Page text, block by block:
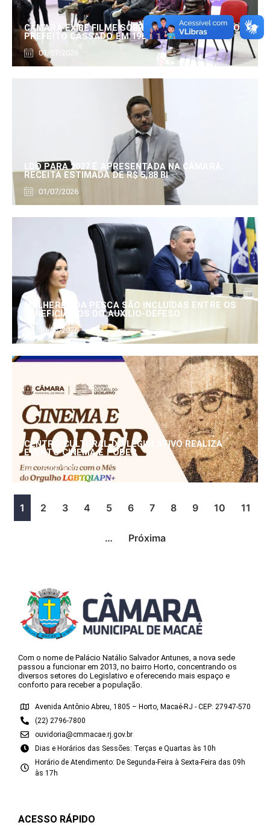
CÂMARA EXIBE FILME SOBRE EDUARDO SERRANO,
PREFEITO CASSADO EM 1960
01/07/2026
LDO PARA 2027 É APRESENTADA NA CÂMARA:
RECEITA ESTIMADA DE R$ 5,88 BI
01/07/2026
MULHERES DA PESCA SÃO INCLUÍDAS ENTRE OS
BENEFICIÁRIOS DO AUXÍLIO-DEFESO
30/06/2026
CENTRO CULTURAL DO LEGISLATIVO REALIZA
EVENTO CINEMA E PODER
25/06/2026
1 2 3 4 5 6 7 8 9 10 11
… Próxima
Com o nome de Palácio Natálio Salvador Antunes, a nova sede
passou a funcionar em 2013, no bairro Horto, concentrando os
diversos setores do Legislativo e oferecendo mais espaço e
conforto para receber a população.
Avenida Antônio Abreu, 1805 – Horto, Macaé-RJ - CEP: 27947-570
(22) 2796-7800
ouvidoria@cmmacae.rj.gov.br
Dias e Horários das Sessões: Terças e Quartas às 10h
Horário de Atendimento: De Segunda-Feira à Sexta-Feira das 09h
às 17h
ACESSO RÁPIDO